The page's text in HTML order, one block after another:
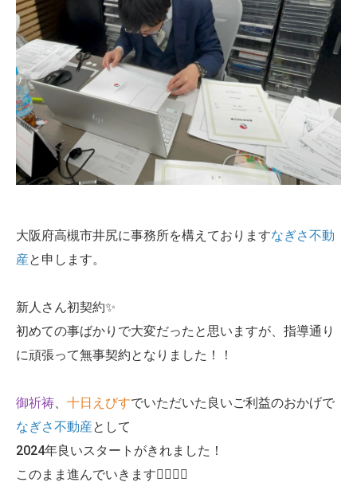
大阪府高槻市井尻に事務所を構えておりますなぎさ不動
産と申します。
新人さん初契約✨
初めての事ばかりで大変だったと思いますが、指導通り
に頑張って無事契約となりました！！
御祈祷 十日えびすでいただいた良いご利益のおかげで
なぎさ不動産として
2024年良いスタートがきれました！
このまま進んでいきます🏃‍♀️🏃‍♂️